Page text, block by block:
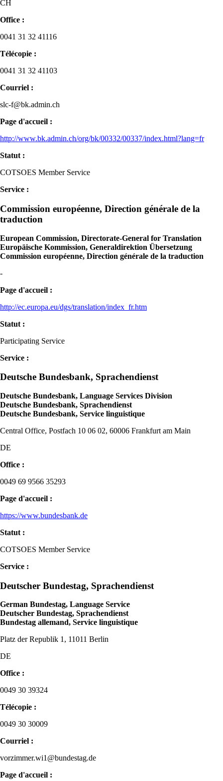
CH
Office :
0041 31 32 41116
Télécopie :
0041 31 32 41103
Courriel :
slc-f@bk.admin.ch
Page d'accueil :
http://www.bk.admin.ch/org/bk/00332/00337/index.html?lang=fr
Statut :
COTSOES Member Service
Service :
Commission européenne, Direction générale de la
traduction
European Commission, Directorate-General for Translation
Europäische Kommission, Generaldirektion Übersetzung
Commission européenne, Direction générale de la traduction
-
Page d'accueil :
http://ec.europa.eu/dgs/translation/index_fr.htm
Statut :
Participating Service
Service :
Deutsche Bundesbank, Sprachendienst
Deutsche Bundesbank, Language Services Division
Deutsche Bundesbank, Sprachendienst
Deutsche Bundesbank, Service linguistique
Central Office, Postfach 10 06 02, 60006 Frankfurt am Main
DE
Office :
0049 69 9566 35293
Page d'accueil :
https://www.bundesbank.de
Statut :
COTSOES Member Service
Service :
Deutscher Bundestag, Sprachendienst
German Bundestag, Language Service
Deutscher Bundestag, Sprachendienst
Bundestag allemand, Service linguistique
Platz der Republik 1, 11011 Berlin
DE
Office :
0049 30 39324
Télécopie :
0049 30 30009
Courriel :
vorzimmer.wi1@bundestag.de
Page d'accueil :